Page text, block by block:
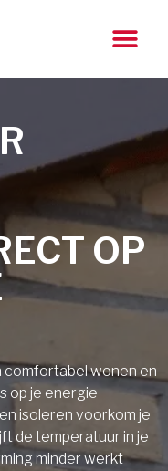
OP
comfortabel wonen en
op je energie
isoleren voorkom je
de temperatuur in je
minder werkt